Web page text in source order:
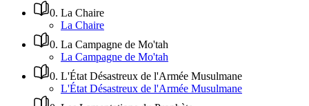
0. La Chaire
La Chaire
0. La Campagne de Mo'tah
La Campagne de Mo'tah
0. L'État Désastreux de l'Armée Musulmane
L'État Désastreux de l'Armée Musulmane